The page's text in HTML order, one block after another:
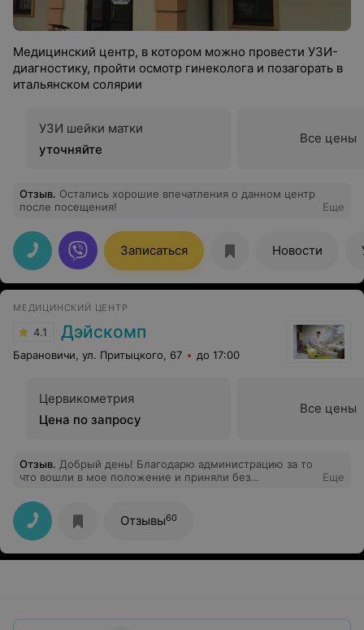
Медицинский центр, в котором можно провести УЗИ-
диагностику, пройти осмотр гинеколога и позагорать в
итальянском солярии
УЗИ шейки матки
уточняйте
Все цены
Отзыв. Остались хорошие впечатления о данном центр
после посещения!
Еще
Записаться Новости
МЕДИЦИНСКИЙ ЦЕНТР
4.1 Дэйскомп
Барановичи, ул. Притыцкого, 67 до 17:00
Цервикометрия
Цена по запросу
Все цены
Отзыв. Добрый день! Благодарю администрацию за то
что вошли в мое положение и приняли без
Еще
Отзывы60